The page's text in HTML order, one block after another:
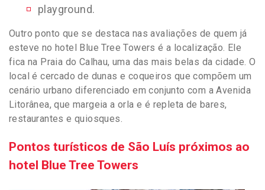
playground.
Outro ponto que se destaca nas avaliações de quem já
esteve no hotel Blue Tree Towers é a localização. Ele
fica na Praia do Calhau, uma das mais belas da cidade. O
local é cercado de dunas e coqueiros que compõem um
cenário urbano diferenciado em conjunto com a Avenida
Litorânea, que margeia a orla e é repleta de bares,
restaurantes e quiosques.
Pontos turísticos de São Luís próximos ao
hotel Blue Tree Towers